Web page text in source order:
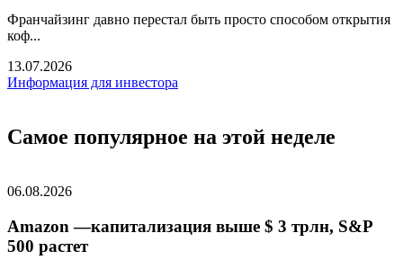
Франчайзинг давно перестал быть просто способом открытия
коф...
13.07.2026
Информация для инвестора
Самое популярное на этой неделе
06.08.2026
Amazon —капитализация выше $ 3 трлн, S&P
500 растет